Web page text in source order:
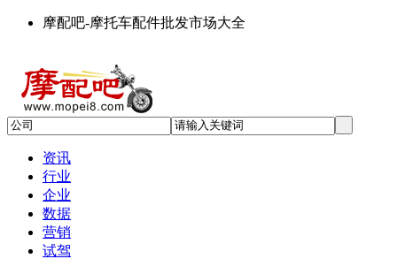
摩配吧-摩托车配件批发市场大全
资讯
行业
企业
数据
营销
试驾